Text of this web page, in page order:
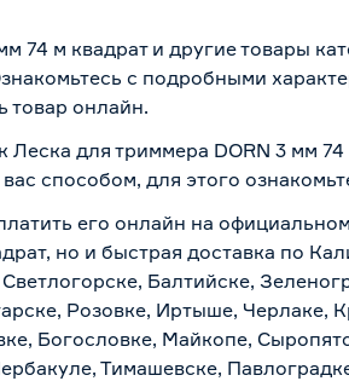
74 м квадрат и другие товары
с подробными
товар онлайн.
Леска для триммера DORN 3 мм
способом, для этого
его онлайн на
но и быстрая доставка по
Балтийске,
Розовке, Иртыше,
Богословке, Майкопе,
Тимашевске,